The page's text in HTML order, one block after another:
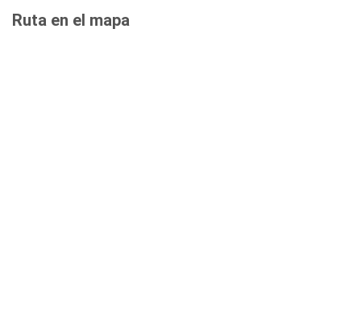
Ruta en el mapa